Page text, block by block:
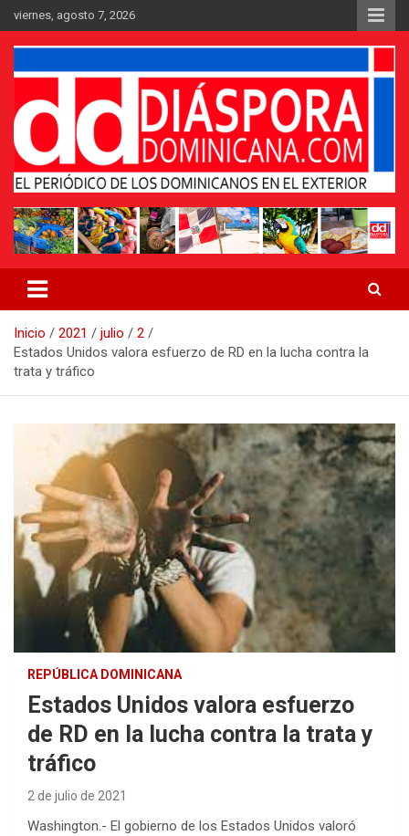
Saltar
al
contenido
viernes, agosto 7, 2026
Periódico Diáspora Dominicana
Inicio 2021 julio
2
Estados Unidos valora esfuerzo de RD en la lucha contra la
trata y tráfico
REPÚBLICA DOMINICANA
Estados Unidos valora esfuerzo
de RD en la lucha contra la trata y
tráfico
2 de julio de 2021
Washington.- El gobierno de los Estados Unidos valoró